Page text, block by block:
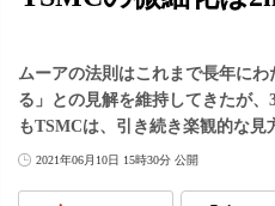
ムーアの法則はこれまで長年に
る」との見解を維持してきたが
もTSMCは、引き続き楽観的な見
2021年06月10日 15時30分 公開